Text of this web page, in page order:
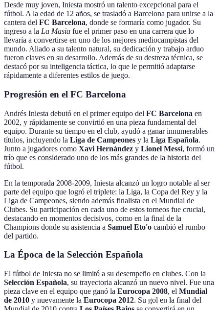
Desde muy joven, Iniesta mostró un talento excepcional para el
fútbol. A la edad de 12 años, se trasladó a Barcelona para unirse a la
cantera del FC Barcelona, donde se formaría como jugador. Su
ingreso a la La Masia fue el primer paso en una carrera que lo
llevaría a convertirse en uno de los mejores mediocampistas del
mundo. Aliado a su talento natural, su dedicación y trabajo arduo
fueron claves en su desarrollo. Además de su destreza técnica, se
destacó por su inteligencia táctica, lo que le permitió adaptarse
rápidamente a diferentes estilos de juego.
Progresión en el FC Barcelona
Andrés Iniesta debutó en el primer equipo del FC Barcelona en
2002, y rápidamente se convirtió en una pieza fundamental del
equipo. Durante su tiempo en el club, ayudó a ganar innumerables
títulos, incluyendo la Liga de Campeones y la Liga Española.
Junto a jugadores como Xavi Hernández y Lionel Messi, formó un
trío que es considerado uno de los más grandes de la historia del
fútbol.
En la temporada 2008-2009, Iniesta alcanzó un logro notable al ser
parte del equipo que logró el triplete: la Liga, la Copa del Rey y la
Liga de Campeones, siendo además finalista en el Mundial de
Clubes. Su participación en cada uno de estos torneos fue crucial,
destacando en momentos decisivos, como en la final de la
Champions donde su asistencia a Samuel Eto'o cambió el rumbo
del partido.
La Época de la Selección Española
El fútbol de Iniesta no se limitó a su desempeño en clubes. Con la
Selección Española, su trayectoria alcanzó un nuevo nivel. Fue una
pieza clave en el equipo que ganó la Eurocopa 2008, el Mundial
de 2010 y nuevamente la Eurocopa 2012. Su gol en la final del